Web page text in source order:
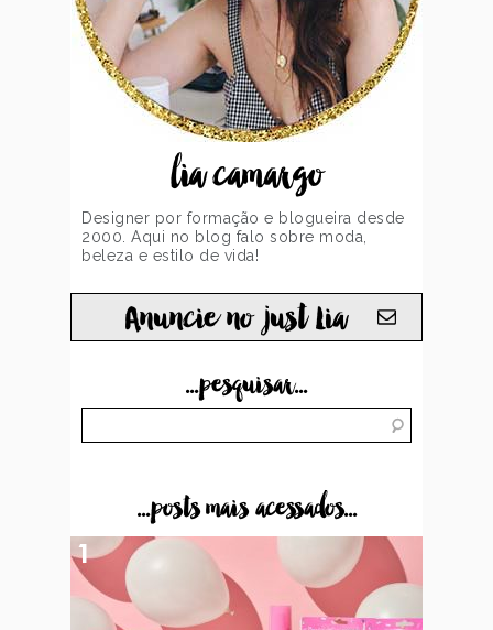
lia camargo
Designer por formação e blogueira desde
2000. Aqui no blog falo sobre moda,
beleza e estilo de vida!
Anuncie no just Lia
...pesquisar...
...posts mais acessados...
1